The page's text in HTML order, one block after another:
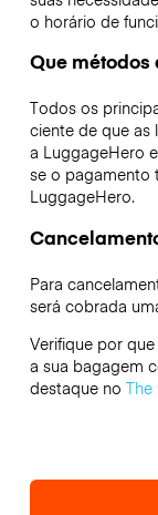
o horário de
Que
Todos os
ciente de que as
a LuggageHero
se o pagamento
LuggageHero.
Para
será cobrada
Verifique por
a sua bagagem
destaque no The